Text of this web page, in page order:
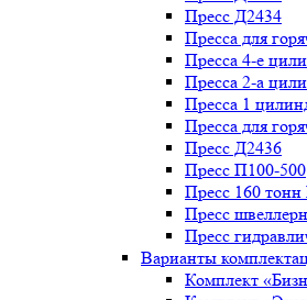
Пресс Д2434
Пресса для
Пресса 4-е
Пресса 2-а
Пресса 1
Пресса для
Пресс Д2436
Пресс П100-500
Пресс 160
Пресс
Пресс
Варианты
Комплект